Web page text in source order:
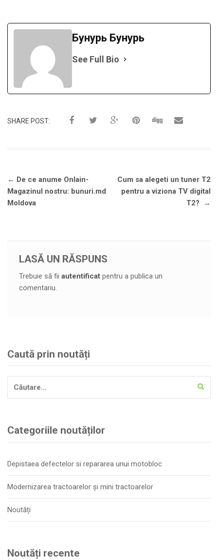
Бунурь Бунурь
See Full Bio
SHARE POST:
Navigare
în
articole
← De ce anume Onlain-
Magazinul nostru: bunuri.md
Moldova
Cum sa alegeti un tuner T2
pentru a viziona TV digital
T2?
→
LASĂ UN RĂSPUNS
Trebuie să fiiautentificat pentru a publica un
comentariu.
Caută prin noutăți
Categoriile noutăților
Depistaea defectelor si repararea unui motobloc
Modernizarea tractoarelor și mini tractoarelor
Noutăți
Noutăți recente